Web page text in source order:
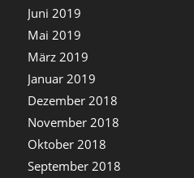
Juni 2019
Mai 2019
März 2019
Januar 2019
Dezember 2018
November 2018
Oktober 2018
September 2018